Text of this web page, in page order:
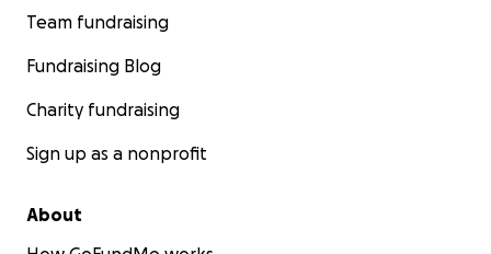
Team fundraising
Fundraising Blog
Charity fundraising
Sign up as a nonprofit
About